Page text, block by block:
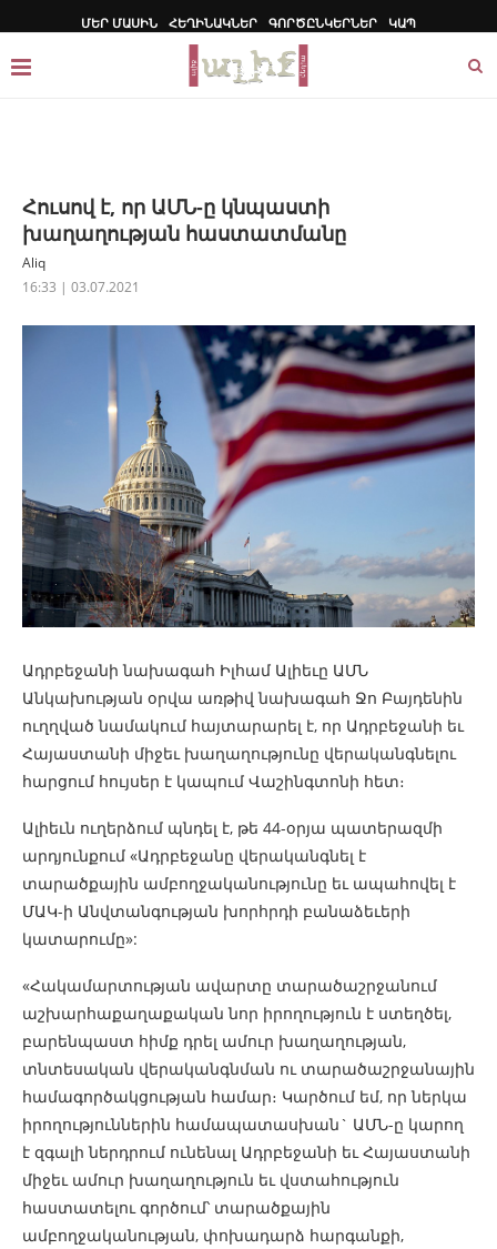
ՄԵՐ ՄԱՍԻՆ ՀԵՂԻՆԱԿՆԵՐ ԳՈՐԾԸՆԿԵՐՆԵՐ ԿԱՊ
Հուսով է, որ ԱՄՆ-ը կնպաստի
խաղաղության հաստատմանը
Aliq
16:33 | 03.07.2021
Ադրբեջանի նախագահ Իլհամ Ալիեւը ԱՄՆ
Անկախության օրվա առթիվ նախագահ Ջո Բայդենին
ուղղված նամակում հայտարարել է, որ Ադրբեջանի եւ
Հայաստանի միջեւ խաղաղությունը վերականգնելու
հարցում հույսեր է կապում Վաշինգտոնի հետ։
Ալիեւն ուղերձում պնդել է, թե 44-օրյա պատերազմի
արդյունքում «Ադրբեջանը վերականգնել է
տարածքային ամբողջականությունը եւ ապահովել է
ՄԱԿ-ի Անվտանգության խորհրդի բանաձեւերի
կատարումը»:
«Հակամարտության ավարտը տարածաշրջանում
աշխարհաքաղաքական նոր իրողություն է ստեղծել,
բարենպաստ հիմք դրել ամուր խաղաղության,
տնտեսական վերականգնման ու տարածաշրջանային
համագործակցության համար։ Կարծում եմ, որ ներկա
իրողություններին համապատասխան` ԱՄՆ-ը կարող
է զգալի ներդրում ունենալ Ադրբեջանի եւ Հայաստանի
միջեւ ամուր խաղաղություն եւ վստահություն
հաստատելու գործում՝ տարածքային
ամբողջականության, փոխադարձ հարգանքի,